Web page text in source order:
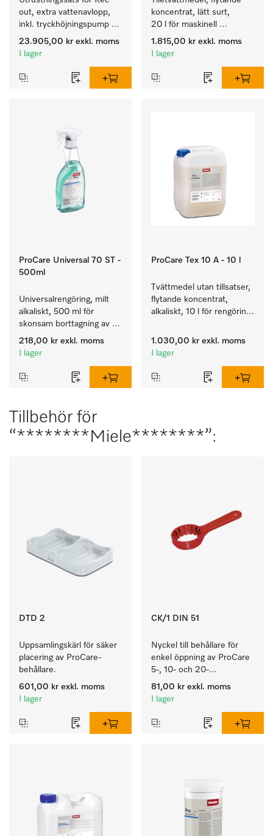
out, extra vattenavlopp,
inkl. tryckhöjningspump
för PLW 8636.
23.905,00 kr exkl. moms
I lager
koncentrat, lätt surt,
20 l för maskinell
rengöring av ylle
1.815,00 kr exkl. moms
I lager
ProCare Universal 70 ST -
500ml
Universalrengöring, milt
alkaliskt, 500 ml för
skonsam borttagning av
fettrester och smuts.
218,00 kr exkl. moms
I lager
ProCare Tex 10 A - 10 l
Tvättmedel utan tillsatser,
flytande koncentrat,
alkaliskt, 10 l för rengöring
kulörtvätt.
1.030,00 kr exkl. moms
I lager
Tillbehör för
“********Miele********”:
DTD 2
Uppsamlingskärl för säker
placering av ProCare-
behållare.
601,00 kr exkl. moms
I lager
CK/1 DIN 51
Nyckel till behållare för
enkel öppning av ProCare
5-, 10- och 20-
litersbehållare.
81,00 kr exkl. moms
I lager